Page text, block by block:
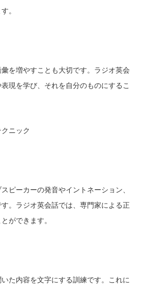
。
を増やすことも大切です。ラジオ英会
現を学び、それを自分のものにするこ
ニック
ピーカーの発音やイントネーション、
。ラジオ英会話では、専門家による正
ができます。
た内容を文字にする訓練です。これに